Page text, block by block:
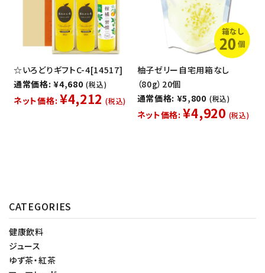
☆いろどりギフトC-4[14517]
通常価格: ¥4,680 (税込)
ネット価格: ¥4,212 (税込)
柚子ゼリー自宅用箱なし
（80g）20個
通常価格: ¥5,800 (税込)
ネット価格: ¥4,920 (税込)
CATEGORIES
健康飲料
ジュース
ゆず茶・紅茶